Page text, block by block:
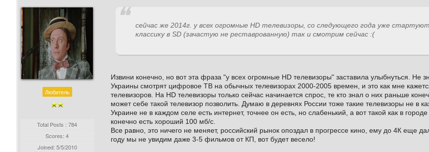
Любитель
Total Posts : 784
Scores: 4
Joined: 5/5/2010
сейчас же 2014г. у всех огромные HD телевизоры, со следующего года уже
классику в SD (зачастую не реставрованную) так и смотрим сейчас :(
Извини конечно, но вот эта фраза "у всех огромные HD телевизоры" заставила улыбнуться. Не
Украины смотрят цифровое ТВ на обычных телевизорах 2000-2005 времен, и это как мне
телевизоров. На HD телевизоры только сейчас начинается спрос, те кто знал о них раньше
может себе такой телевизор позволить. Думаю в деревнях России тоже такие телевизоры не в
Украине не в каждом селе есть интернет, точнее он есть, но слабенький, а вот такой как в
конечно есть хороший 100 мб/с.
Все равно, это ничего не меняет, российский рынок опоздал в прогрессе кино, ему до 4К еще
году мы не увидим даже 3-5 фильмов от КП, вот будет весело!